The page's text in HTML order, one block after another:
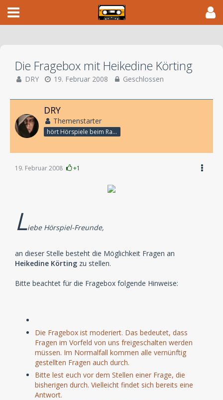
Die Fragebox mit Heikedine Körting
DRY 19. Februar 2008 Geschlossen
DRY
Themenstarter
hört Hörspiele beim Rasenmähen
19. Februar 2008 +1
Liebe Hörspiel-Freunde,
an dieser Stelle besteht die Möglichkeit Fragen an
Heikedine Körting zu stellen.
Bitte beachtet für die Fragebox folgende Hinweise:
Die Fragebox ist moderiert. Das bedeutet, dass
Fragen im Vorfeld von uns freigeschalten werden
müssen. Im Normalfall kommen alle vernünftig
gestellten Fragen auch durch.
Bitte lest euch vor dem Stellen einer Frage, die
bisherigen durch. Vielleicht findet sich bereits eine
Antwort.